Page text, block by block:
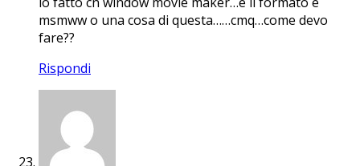
msmww o una cosa di questa……cmq…come devo
fare??
Rispondi